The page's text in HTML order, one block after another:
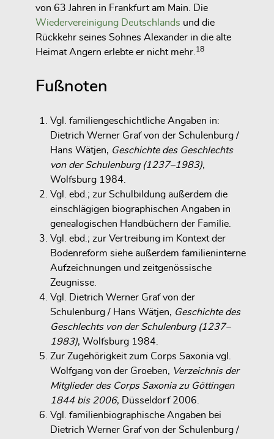
von 63 Jahren in Frankfurt am Main. Die
Wiedervereinigung Deutschlands und die
Rückkehr seines Sohnes Alexander in die alte
Heimat Angern erlebte er nicht mehr.18
Fußnoten
Vgl. familiengeschichtliche Angaben in:
Dietrich Werner Graf von der Schulenburg /
Hans Wätjen, Geschichte des Geschlechts
von der Schulenburg (1237–1983),
Wolfsburg 1984.
Vgl. ebd.; zur Schulbildung außerdem die
einschlägigen biographischen Angaben in
genealogischen Handbüchern der Familie.
Vgl. ebd.; zur Vertreibung im Kontext der
Bodenreform siehe außerdem familieninterne
Aufzeichnungen und zeitgenössische
Zeugnisse.
Vgl. Dietrich Werner Graf von der
Schulenburg / Hans Wätjen, Geschichte des
Geschlechts von der Schulenburg (1237–
1983), Wolfsburg 1984.
Zur Zugehörigkeit zum Corps Saxonia vgl.
Wolfgang von der Groeben, Verzeichnis der
Mitglieder des Corps Saxonia zu Göttingen
1844 bis 2006, Düsseldorf 2006.
Vgl. familienbiographische Angaben bei
Dietrich Werner Graf von der Schulenburg /